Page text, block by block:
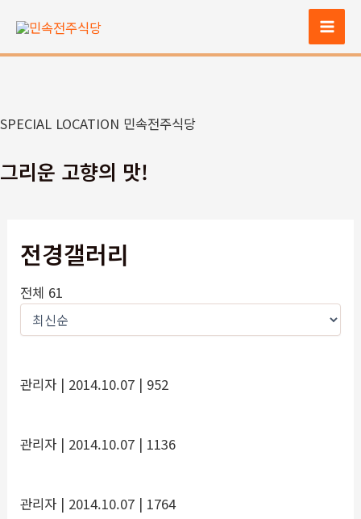
츠
너
기
Main
SPECIAL LOCATION 민속전주식당
그리운 고향의 맛!
전경갤러리
전체 61
관리자 | 2014.10.07 | 952
관리자 | 2014.10.07 | 1136
관리자 | 2014.10.07 | 1764